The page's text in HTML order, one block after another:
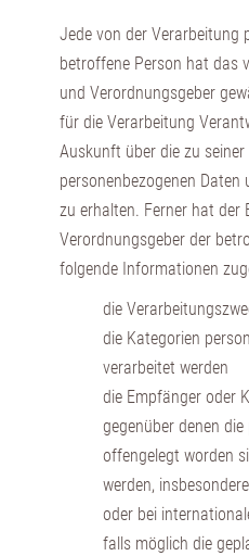
Jede von der Verarbeitung
betroffene Person hat das
und Verordnungsgeber
für die Verarbeitung
Auskunft über die zu
personenbezogenen
zu erhalten. Ferner hat der
Verordnungsgeber der
folgende Informationen
die
die Kategorien
verarbeitet werden
die Empfänger oder
gegenüber denen
offengelegt worden
werden,
oder bei
falls möglich die